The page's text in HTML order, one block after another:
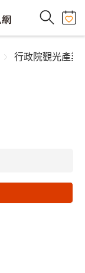
行政院觀光產業